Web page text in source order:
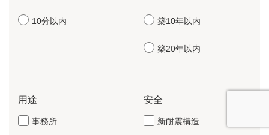
10分以内 築10年以内
築20年以内
用途
事務所
安全
新耐震構造